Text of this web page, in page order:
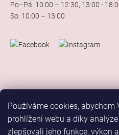
Používáme cookies,
prohlížení webu a díky
zlepšovali jeho funkce, výkon
Po–Pá: 10:00 – 12:30, 13:00 -
So: 10:00 – 13:00